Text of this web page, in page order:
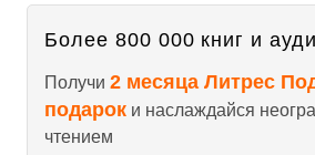
Более 800 000 книг и
Получи 2 месяца Литрес
подарок и наслаждайся
чтением